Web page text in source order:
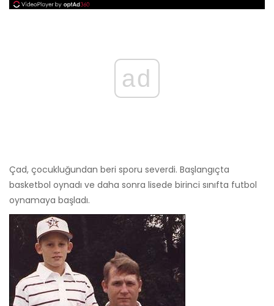
ad
Çad, çocukluğundan beri sporu severdi. Başlangıçta
basketbol oynadı ve daha sonra lisede birinci sınıfta futbol
oynamaya başladı.